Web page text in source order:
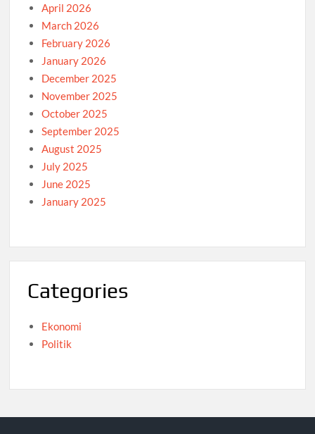
April 2026
March 2026
February 2026
January 2026
December 2025
November 2025
October 2025
September 2025
August 2025
July 2025
June 2025
January 2025
Categories
Ekonomi
Politik